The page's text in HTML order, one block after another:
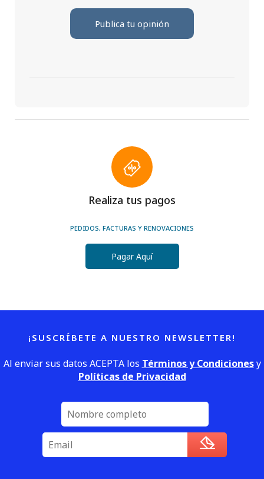
Publica tu opinión
Realiza tus pagos
PEDIDOS, FACTURAS Y RENOVACIONES
Pagar Aquí
¡SUSCRÍBETE A NUESTRO NEWSLETTER!
Al enviar sus datos ACEPTA los Términos y Condicionesy
Políticas de Privacidad